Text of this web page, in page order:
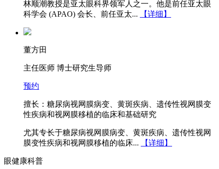
林顺潮教授是亚太眼科界领军人之一。他是前任亚太眼
科学会 (APAO) 会长、前任亚太...
【详细】
董方田
主任医师 博士研究生导师
预约
擅长：糖尿病视网膜病变、黄斑疾病、遗传性视网膜变
性疾病和视网膜移植的临床和基础研究
尤其专长于糖尿病视网膜病变、黄斑疾病、遗传性视网
膜变性疾病和视网膜移植的临床...
【详细】
眼健康科普